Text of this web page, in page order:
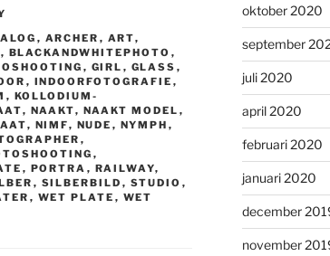
, ARCHER , ART,
, BLACKANDWHITEPHOTO ,
, GIRL , GLASS ,
, INDOORFOTOGRAFIE ,
, KOLLODIUM-
, NAAKT, NAAKT MODEL ,
, NIMF, NUDE , NYMPH ,
,
,
, PORTRA , RAILWAY,
, SILBERBILD , STUDIO ,
, WET PLATE , WET
oktober 2020
september
juli 2020
april 2020
februari 2020
januari 2020
december
november